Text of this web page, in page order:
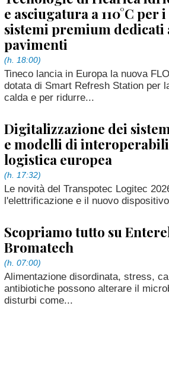
e asciugatura a 110°C per
sistemi premium dedicati
pavimenti
(h. 18:00)
Tineco lancia in Europa la nuova
dotata di Smart Refresh Station per
calda e per ridurre...
Digitalizzazione dei
e modelli di
logistica europea
(h. 17:32)
Le novità del Transpotec Logitec
l'elettrificazione e il nuovo
Scopriamo tutto su
Bromatech
(h. 07:00)
Alimentazione disordinata, stress,
antibiotiche possono alterare il
disturbi come...